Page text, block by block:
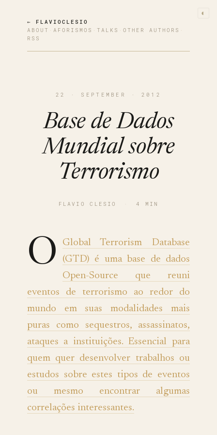
◐
← FLAVIOCLESIO
ABOUT · AFORISMOS · TALKS · OTHER AUTHORS ·
RSS
22 · SEPTEMBER · 2012
Base de Dados
Mundial sobre
Terrorismo
FLAVIO CLESIO · 4 MIN
O
Global Terrorism Database
(GTD) é uma base de dados
Open-Source que reuni
eventos de terrorismo ao redor do
mundo em suas modalidades mais
puras como sequestros, assassinatos,
ataques a instituições. Essencial para
quem quer desenvolver trabalhos ou
estudos sobre estes tipos de eventos
ou mesmo encontrar algumas
correlações interessantes.